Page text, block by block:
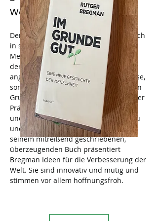
Welt neu denken
Der Historiker Rutger Bregman setzt sich
in seinem Buch mit dem Wesen des
Menschen auseinander. Anders als in
der westlichen Denktradition
angenommen ist der Mensch nicht böse,
sondern, so Bregman, im Gegenteil: von
Grund auf gut. Und geht man von dieser
Prämisse aus, ist es möglich, die Welt
und den Menschen in ihr komplett neu
und grundoptimistisch zu denken. In
seinem mitreißend geschriebenen,
überzeugenden Buch präsentiert
Bregman Ideen für die Verbesserung der
Welt. Sie sind innovativ und mutig und
stimmen vor allem hoffnungsfroh.